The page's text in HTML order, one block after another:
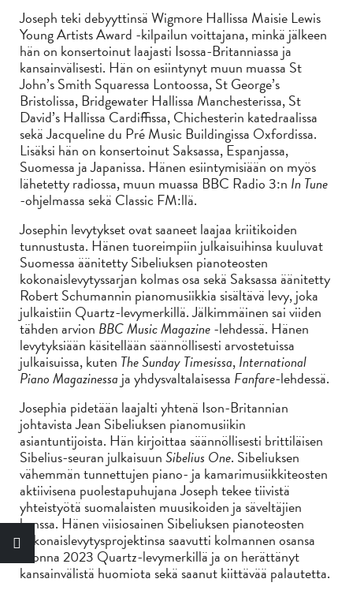
Joseph teki debyyttinsä Wigmore Hallissa Maisie Lewis
Young Artists Award -kilpailun voittajana, minkä jälkeen
hän on konsertoinut laajasti Isossa-Britanniassa ja
kansainvälisesti. Hän on esiintynyt muun muassa St
John’s Smith Squaressa Lontoossa, St George’s
Bristolissa, Bridgewater Hallissa Manchesterissa, St
David’s Hallissa Cardiffissa, Chichesterin katedraalissa
sekä Jacqueline du Pré Music Buildingissa Oxfordissa.
Lisäksi hän on konsertoinut Saksassa, Espanjassa,
Suomessa ja Japanissa. Hänen esiintymisiään on myös
lähetetty radiossa, muun muassa BBC Radio 3:n In Tune
-ohjelmassa sekä Classic FM:llä.
Josephin levytykset ovat saaneet laajaa kriitikoiden
tunnustusta. Hänen tuoreimpiin julkaisuihinsa kuuluvat
Suomessa äänitetty Sibeliuksen pianoteosten
kokonaislevytyssarjan kolmas osa sekä Saksassa äänitetty
Robert Schumannin pianomusiikkia sisältävä levy, joka
julkaistiin Quartz-levymerkillä. Jälkimmäinen sai viiden
tähden arvion BBC Music Magazine-lehdessä. Hänen
levytyksiään käsitellään säännöllisesti arvostetuissa
julkaisuissa, kuten The Sunday Timesissa,International
Piano Magazinessa ja yhdysvaltalaisessa Fanfare-lehdessä.
Josephia pidetään laajalti yhtenä Ison-Britannian
johtavista Jean Sibeliuksen pianomusiikin
asiantuntijoista. Hän kirjoittaa säännöllisesti brittiläisen
Sibelius-seuran julkaisuunSibelius One. Sibeliuksen
vähemmän tunnettujen piano- ja kamarimusiikkiteosten
aktiivisena puolestapuhujana Joseph tekee tiivistä
yhteistyötä suomalaisten muusikoiden ja säveltäjien
kanssa. Hänen viisiosainen Sibeliuksen pianoteosten
kokonaislevytysprojektinsa saavutti kolmannen osansa
vuonna 2023 Quartz-levymerkillä ja on herättänyt
kansainvälistä huomiota sekä saanut kiittävää palautetta.